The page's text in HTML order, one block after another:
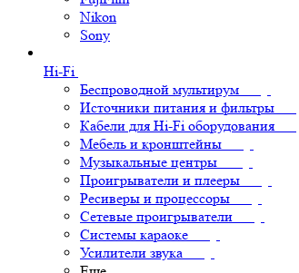
Nikon
Sony
Hi-Fi
Беспроводной мультирум
Источники питания и фильтры
Кабели для Hi-Fi оборудования
Мебель и кронштейны
Музыкальные центры
Проигрыватели и плееры
Ресиверы и процессоры
Сетевые проигрыватели
Системы караоке
Усилители звука